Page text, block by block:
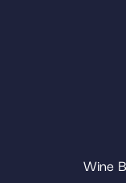
Wine